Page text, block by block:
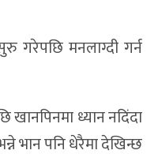
गरेपछि मनलाग्दी गर्न
ध्यान नदिंदा
भान पनि धेरैमा देखिन्छ